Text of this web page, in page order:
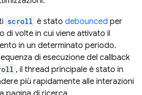
scroll è stato debounced per
di volte in cui viene attivato il
in un determinato periodo.
di esecuzione del callback
, il thread principale è stato in
più rapidamente alle interazioni